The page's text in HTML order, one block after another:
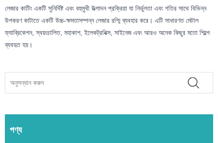
লেজার কাটিং একটি সুনির্দিষ্ট এবং বহুমুখী উত্পাদন প্রক্রিয়া যা নির্ভুলতা এবং গতির সাথে বিভিন্ন
উপকরণ কাটাতে একটি উচ্চ-ক্ষমতাসম্পন্ন লেজার রশ্মি ব্যবহার করে। এটি সাধারণত মেটাল
ফ্যাব্রিকেশন, স্বয়ংচালিত, মহাকাশ, ইলেকট্রনিক্স, সাইনেজ এবং আরও অনেক কিছুর মতো শিল্পে
ব্যবহৃত হয়।
পণ্য